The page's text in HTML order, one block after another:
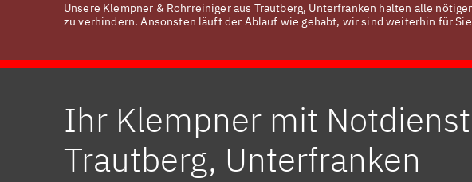
Unsere Klempner & Rohrreiniger aus Trautberg, Unterfranken halten alle
zu verhindern. Ansonsten läuft der Ablauf wie gehabt, wir sind weiterhin für
Ihr Klempner mit
Trautberg, Unterfranken